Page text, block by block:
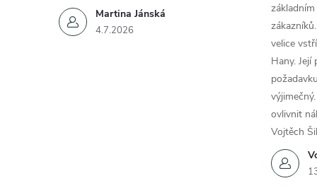
Martina Jánská
4.7.2026
velice
Hany.
ovlivnit
Vojtěch